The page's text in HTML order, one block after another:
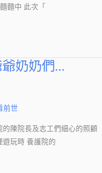
麵中 此次「
爺奶奶們…
前世
陳院長及志工們細心的照顧
遊玩時 養護院的